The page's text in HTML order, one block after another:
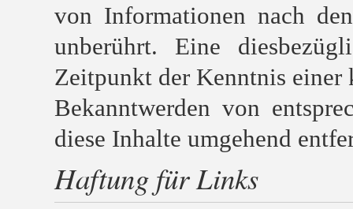
von Informationen nach
unberührt. Eine
Zeitpunkt der Kenntnis
Bekanntwerden von
diese Inhalte umgehend
Haftung für Links